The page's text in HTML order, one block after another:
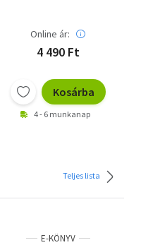
117.kötet
Online ár:
4 490 Ft
Kosárba
4 - 6 munkanap
Teljes lista
E-KÖNYV